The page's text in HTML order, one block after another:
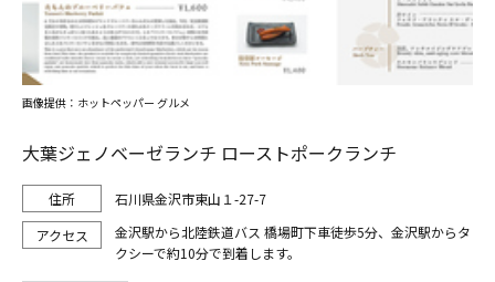
大葉ジェノベーゼランチ ローストポークランチ
石川県金沢市東山１-27-7
金沢駅から北陸鉄道バス 橋場町下車徒歩5分、金沢駅からタ
クシーで約10分で到着します。
画像提供：ホットペッパー グルメ